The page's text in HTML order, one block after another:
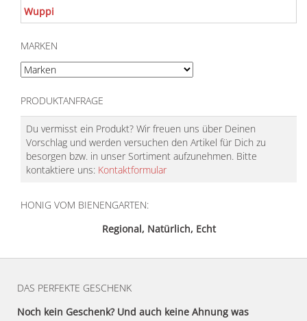
MARKEN
PRODUKTANFRAGE
Du vermisst ein Produkt? Wir freuen uns über Deinen
Vorschlag und werden versuchen den Artikel für Dich zu
besorgen bzw. in unser Sortiment aufzunehmen. Bitte
kontaktiere uns: Kontaktformular
HONIG VOM BIENENGARTEN:
Regional, Natürlich, Echt
DAS PERFEKTE GESCHENK
Noch kein Geschenk? Und auch keine Ahnung was